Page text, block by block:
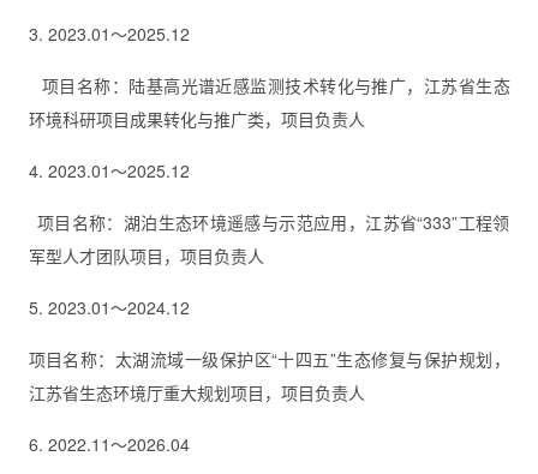
3. 2023.01～2025.12
项目名称：陆基高光谱近感监测技术转化与推广，江苏省生态
环境科研项目成果转化与推广类，项目负责人
4. 2023.01～2025.12
项目名称：湖泊生态环境遥感与示范应用，江苏省“333”工程领
军型人才团队项目，项目负责人
5. 2023.01～2024.12
项目名称：太湖流域一级保护区“十四五”生态修复与保护规划，
江苏省生态环境厅重大规划项目，项目负责人
6. 2022.11～2026.04